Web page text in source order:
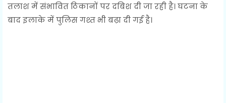
तलाश में संभावित ठिकानों पर दबिश दी जा रही है। घटना के
बाद इलाके में पुलिस गश्त भी बढ़ा दी गई है।